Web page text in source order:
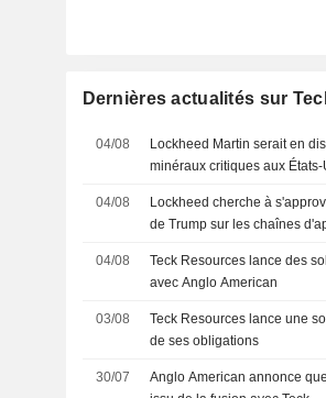
Dernières actualités sur
04/08
Lockheed Martin serait en
minéraux critiques aux États-
04/08
Lockheed cherche à
de Trump sur les chaînes
04/08
Teck Resources lance des
avec Anglo American
03/08
Teck Resources lance une
de ses obligations
30/07
Anglo American annonce